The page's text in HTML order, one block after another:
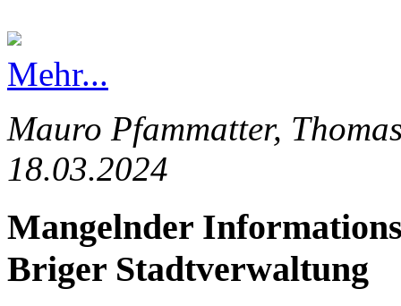
Mehr...
Mauro Pfammatter,
18.03.2024
Mangelnder
Briger Stadtverwaltung